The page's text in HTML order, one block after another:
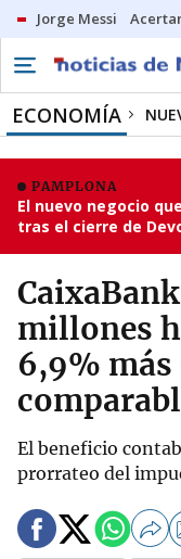
Jorge Messi
ECONOMÍA
PAMPLONA
El nuevo negocio
tras el cierre de
millones
6,9%
El beneficio
prorrateo del